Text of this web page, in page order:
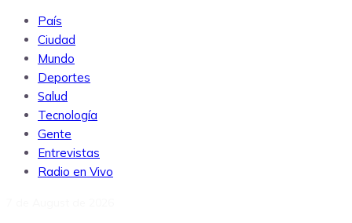
País
Ciudad
Mundo
Deportes
Salud
Tecnología
Gente
Entrevistas
Radio en Vivo